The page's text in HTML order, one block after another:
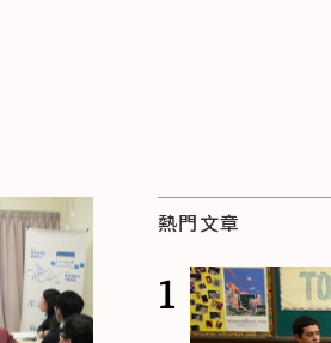
熱門文章
1